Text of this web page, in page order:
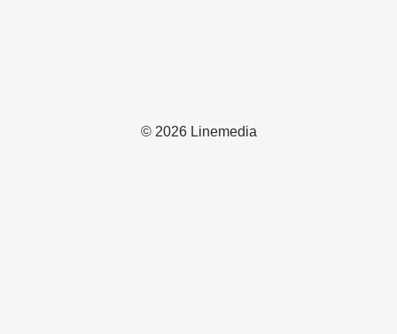
© 2026 Linemedia